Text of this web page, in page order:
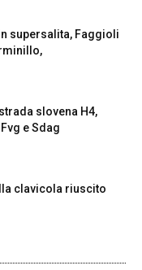
supersalita, Faggioli
slovena H4,
e Sdag
clavicola riuscito